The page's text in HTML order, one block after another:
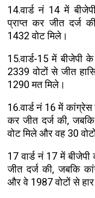
14.वार्ड नं 14 में
प्राप्त कर जीत दर्ज
1432 वोट मिले।
15.वार्ड-15 में
2339 वोटों से जीत
1290 मत मिले।
16.वार्ड नं 16 में
कर जीत दर्ज की,
वोट मिले और वह 30
17 वार्ड नं 17 में
जीत दर्ज की, जबकि
और वे 1987 वोटों से